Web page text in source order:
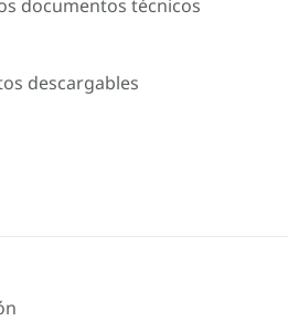
documentos técnicos
descargables